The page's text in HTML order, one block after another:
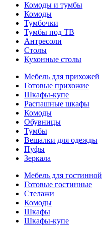
Комоды и тумбы
Комоды
Тумбочки
Тумбы под ТВ
Антресоли
Столы
Кухонные столы
Мебель для прихожей
Готовые прихожие
Шкафы-купе
Распашные шкафы
Комоды
Обувницы
Тумбы
Вешалки для одежды
Пуфы
Зеркала
Мебель для гостинной
Готовые гостинные
Стелажи
Комоды
Шкафы
Шкафы-купе